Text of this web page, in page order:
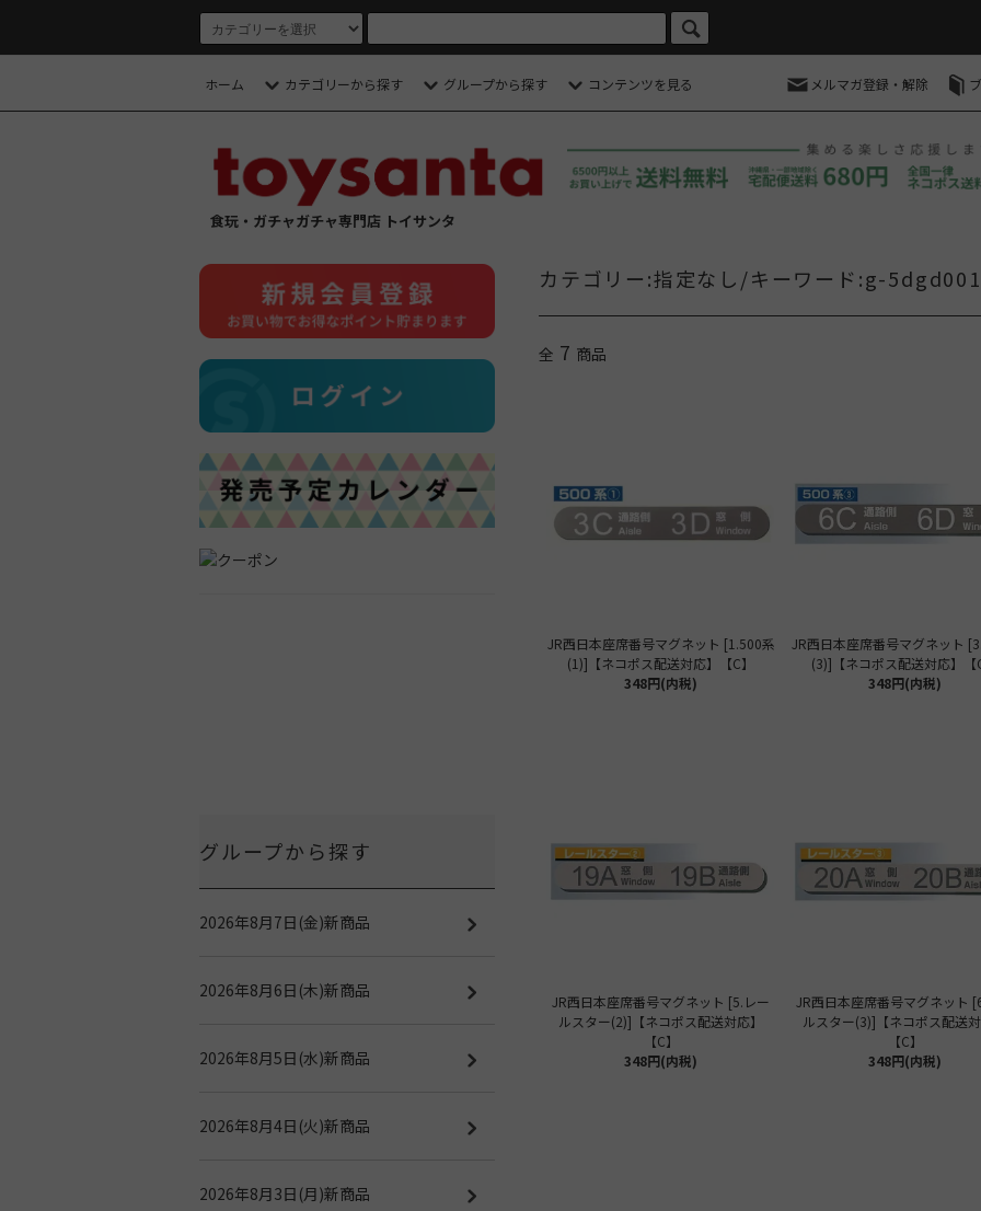
ホーム カテゴリーから探す グループから探す コンテンツを見る メルマガ登録・解除
食玩・ガチャガチャ専門店 トイサンタ
カテゴリー:指定なし/キーワード:g-
全 7 商品
JR西日本座席番号マグネット [1.500系
(1)]【ネコポス配送対応】【C】
348円(内税)
JR西日本座席番号マグネット
(3)]【ネコポス配送対応】【C
348円(内税)
JR西日本座席番号マグネット [5.レー
ルスター(2)]【ネコポス配送対応】
【C】
348円(内税)
JR西日本座席番号マグネット
ルスター(3)]【ネコポス配送対
【C】
348円(内税)
グループから探す
2026年8月7日(金)新商品
2026年8月6日(木)新商品
2026年8月5日(水)新商品
2026年8月4日(火)新商品
2026年8月3日(月)新商品